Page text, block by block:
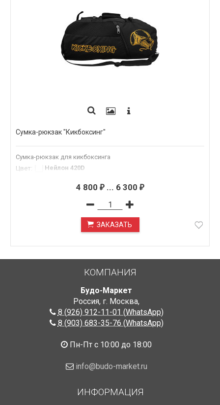
Сумка-рюкзак "Кикбоксинг"
Сумка-рюкзак для кикбоксинга
Цвет: Нейлон 420D
4 800 ₽... 6 300 ₽
ЗАКАЗАТЬ
КОМПАНИЯ
Будо-Маркет
Россия, г. Москва,
8 (926) 912-11-01 (WhatsApp)
8 (903) 683-35-76 (WhatsApp)
Пн-Пт с 10:00 до 18:00
info@budo-market.ru
ИНФОРМАЦИЯ